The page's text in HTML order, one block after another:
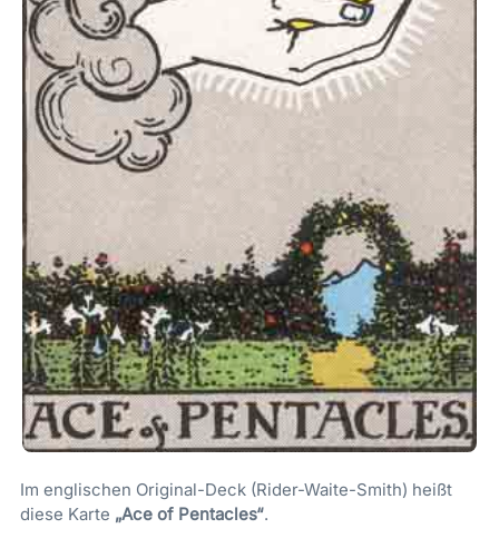
Im englischen Original-Deck (Rider-Waite-Smith) heißt
diese Karte „Ace of Pentacles“.